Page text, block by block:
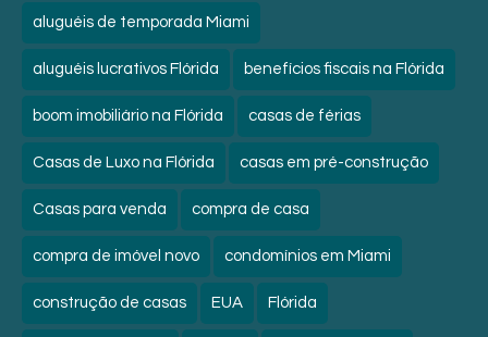
aluguéis de temporada Miami
aluguéis lucrativos Flórida benefícios fiscais na Flórida
boom imobiliário na Flórida casas de férias
Casas de Luxo na Flórida casas em pré-construção
Casas para venda compra de casa
compra de imóvel novo condomínios em Miami
construção de casas EUA Flórida